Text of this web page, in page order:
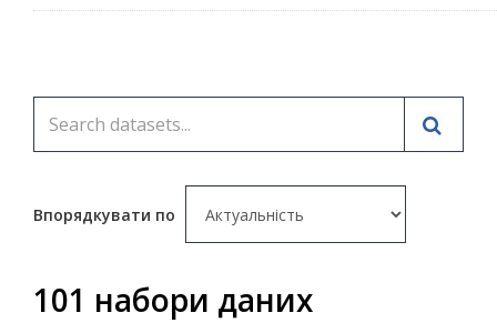
Впорядкувати по
101 набори даних